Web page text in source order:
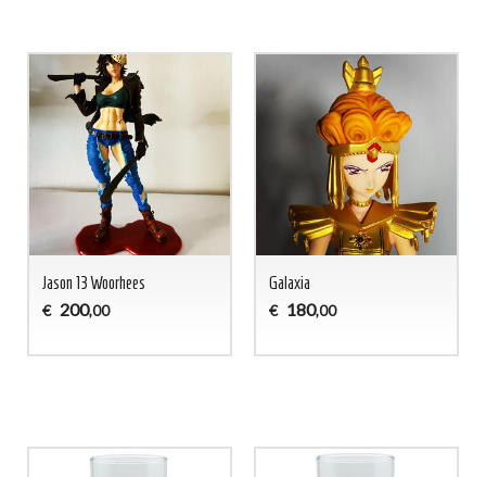
Jason 13 Woorhees
€ 200,00
Galaxia
€ 180,00